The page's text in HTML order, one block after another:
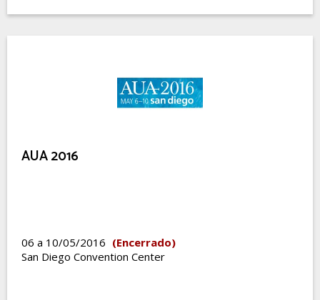
AUA 2016
06 a 10/05/2016 (Encerrado)
San Diego Convention Center